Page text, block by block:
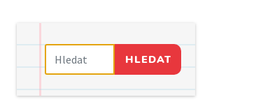
HLEDAT